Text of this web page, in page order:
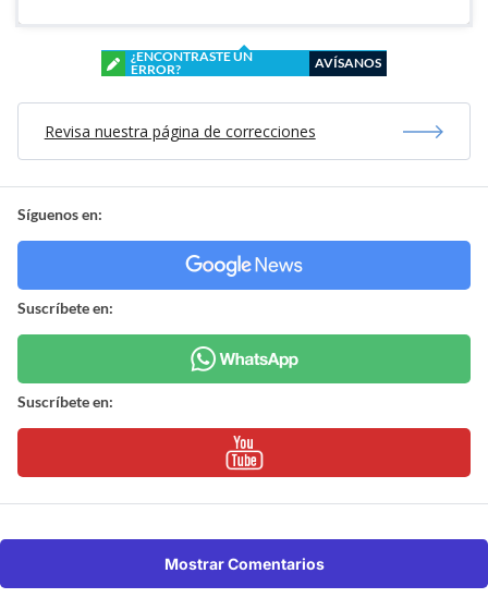
¿ENCONTRASTE UN
ERROR?
AVÍSANOS
Revisa nuestra página de correcciones
Síguenos en:
Suscríbete en:
Suscríbete en:
Mostrar Comentarios